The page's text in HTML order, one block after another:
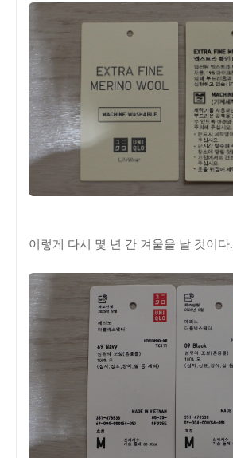
이렇게 다시 몇 년 간 겨울을 날 것이다.